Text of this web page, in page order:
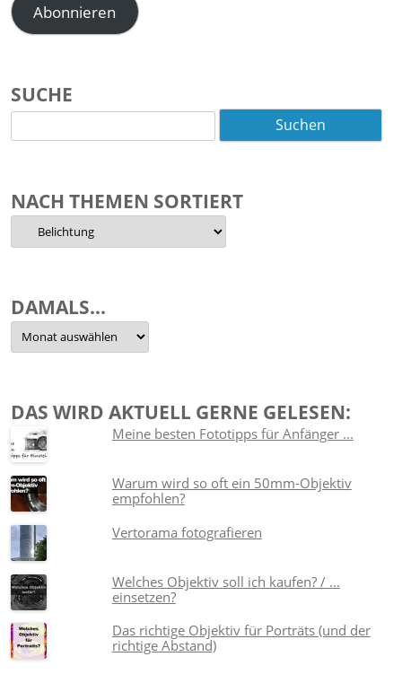
Abonnieren
SUCHE
Suchen
nach:
NACH THEMEN SORTIERT
Nach
Themen
sortiert
DAMALS…
Damals…
DAS WIRD AKTUELL GERNE GELESEN:
Meine besten Fototipps für Anfänger ...
Warum wird so oft ein 50mm-Objektiv
empfohlen?
Vertorama fotografieren
Welches Objektiv soll ich kaufen? / ...
einsetzen?
Das richtige Objektiv für Porträts (und der
richtige Abstand)